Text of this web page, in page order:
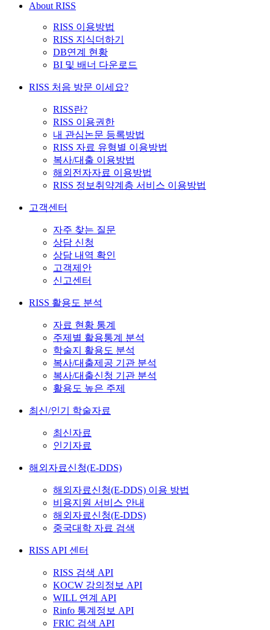
About RISS
RISS 이용방법
RISS 지식더하기
DB연계 현황
BI 및 배너 다운로드
RISS 처음 방문 이세요?
RISS란?
RISS 이용권한
내 관심논문 등록방법
RISS 자료 유형별 이용방법
복사/대출 이용방법
해외전자자료 이용방법
RISS 정보취약계층 서비스 이용방법
고객센터
자주 찾는 질문
상담 신청
상담 내역 확인
고객제안
신고센터
RISS 활용도 분석
자료 현황 통계
주제별 활용통계 분석
학술지 활용도 분석
복사/대출제공 기관 분석
복사/대출신청 기관 분석
활용도 높은 주제
최신/인기 학술자료
최신자료
인기자료
해외자료신청(E-DDS)
해외자료신청(E-DDS) 이용 방법
비용지원 서비스 안내
해외자료신청(E-DDS)
중국대학 자료 검색
RISS API 센터
RISS 검색 API
KOCW 강의정보 API
WILL 연계 API
Rinfo 통계정보 API
FRIC 검색 API